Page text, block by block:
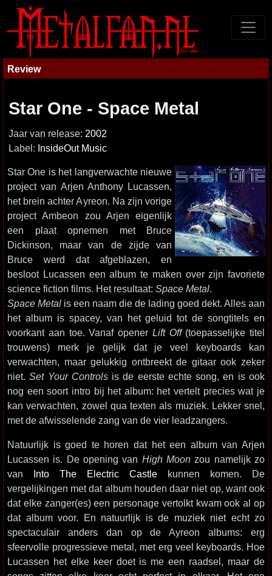
Review
Star One - Space Metal
Jaar van release: 2002
Label: InsideOut Music
Star One is het langverwachte nieuwe
project van Arjen Anthony Lucassen,
het brein achter Ayreon. Na zijn vorige
project Ambeon zou Arjen eigenlijk
een plaat opnemen met Bruce
Dickinson, maar van de zijde van
Bruce werd dat afgeblazen, en
besloot Lucassen een album te maken over zijn favoriete
science fiction films. Het resultaat: Space Metal.
Space Metal is een naam die de lading goed dekt. Alles aan
het album is spacey, van het geluid tot de songtitels en
voorkant aan toe. Vanaf opener Lift Off(toepasselijke titel
trouwens) merk je gelijk dat je veel keyboards kan
verwachten, maar gelukkig ontbreekt de gitaar ook zeker
niet.Set Your Controlsis de eerste echte song, en is ook
nog een soort intro bij het album: het vertelt precies wat je
kan verwachten, zowel qua texten als muziek. Lekker snel,
met de afwisselende zang van de vier leadzangers.
Natuurlijk is goed te horen dat het een album van Arjen
Lucassen is. De opening van High Moon zou namelijk zo
van Into The Electric Castle kunnen komen. De
vergelijkingen met dat album houden daar niet op, want ook
dat elke zanger(es) een personage vertolkt kwam ook al op
dat album voor. En natuurlijk is de muziek niet echt zo
spectaculair anders dan op de Ayreon albums: erg
sfeervolle progressieve metal, met erg veel keyboards. Hoe
Lucassen het elke keer doet is me een raadsel, maar de